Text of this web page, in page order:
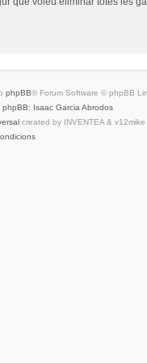
phpBB® Forum Software © phpBB
phpBB: Isaac Garcia Abrodos
created by INVENTEA & v12mike